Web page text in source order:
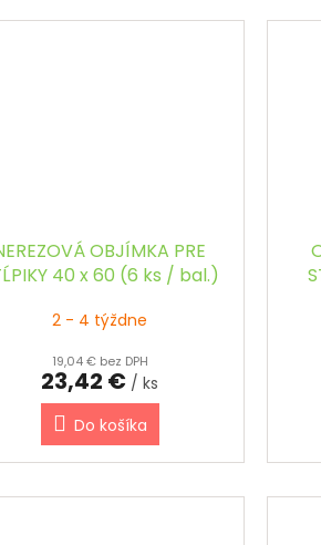
OBJÍMKA PRE
40 x 60 (6 ks / bal.)
2 - 4 týždne
19,04 € bez DPH
23,42 € / ks
Do košíka